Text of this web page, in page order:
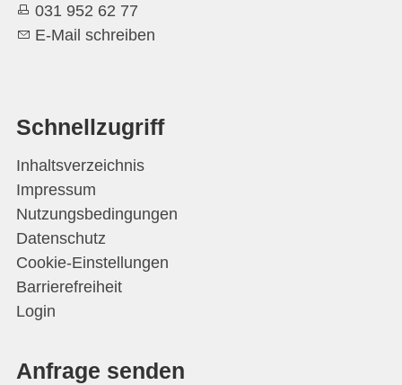
031 952 62 77
E-Mail schreiben
Schnellzugriff
Inhaltsverzeichnis
Impressum
Nutzungsbedingungen
Datenschutz
Cookie-Einstellungen
Barrierefreiheit
Login
Anfrage senden